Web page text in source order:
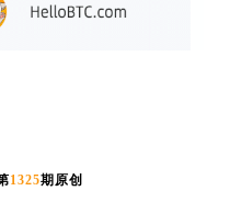
1325期原创